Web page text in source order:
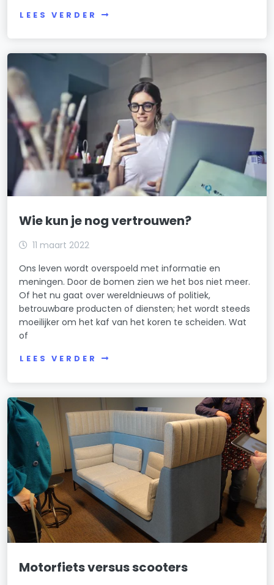
LEES VERDER
Wie kun je nog vertrouwen?
11 maart 2022
Ons leven wordt overspoeld met informatie en
meningen. Door de bomen zien we het bos niet meer.
Of het nu gaat over wereldnieuws of politiek,
betrouwbare producten of diensten; het wordt steeds
moeilijker om het kaf van het koren te scheiden. Wat
of
LEES VERDER
Motorfiets versus scooters